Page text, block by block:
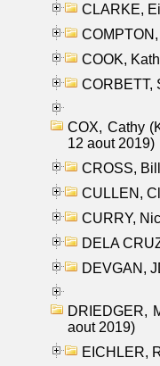
CLARKE,
COOK,
CORBETT,
COX, Cathy
12 aout 2019)
CROSS,
CULLEN,
CURRY,
DELA
DEVGAN,
DRIEDGER,
aout 2019)
EICHLER,